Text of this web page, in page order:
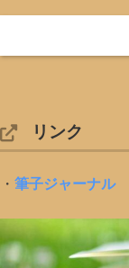
リンク
・ 筆子ジャーナル